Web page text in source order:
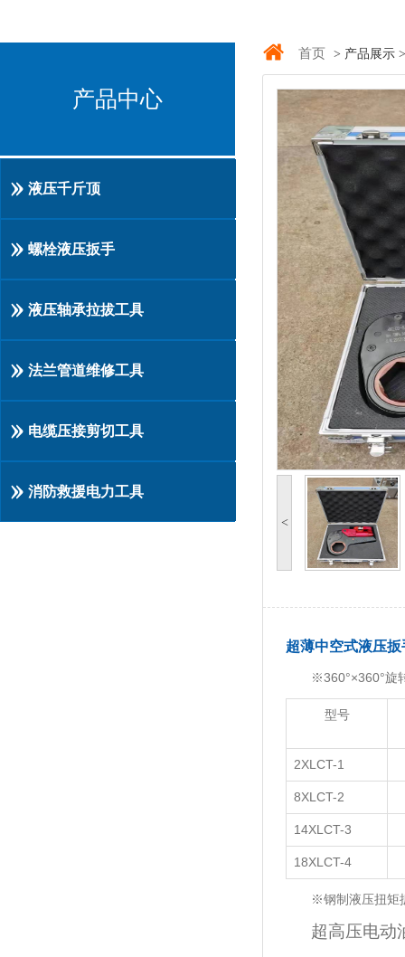
产品中心
液压千斤顶
螺栓液压扳手
液压轴承拉拔工具
法兰管道维修工具
电缆压接剪切工具
消防救援电力工具
首页 > 产品展示
<
超薄中空式液压扳
※360°×360°旋
型号
2XLCT-1
8XLCT-2
14XLCT-3
18XLCT-4
※钢制液压扭矩
超高压电动